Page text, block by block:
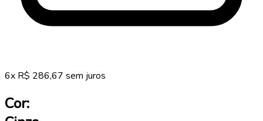
6x R$ 286,67 sem juros
Cor: